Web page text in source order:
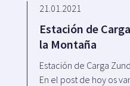
21.01.2021
Estación de
la Montaña
Estación de Carga
En el post de hoy os